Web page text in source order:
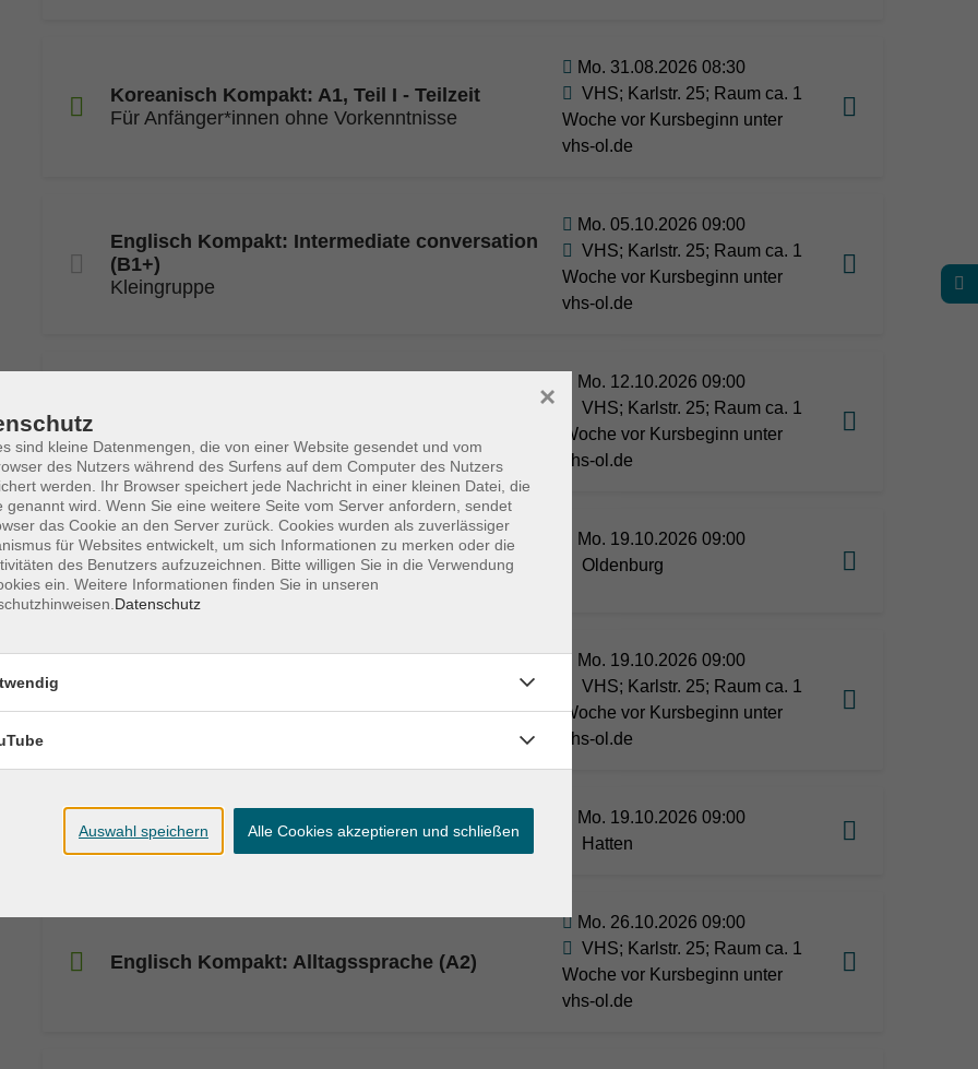
Koreanisch Kompakt: A1, Teil I - Teilzeit
Für Anfänger*innen ohne Vorkenntnisse
Mo. 31.08.2026 08:30
VHS; Karlstr. 25; Raum ca. 1
Woche vor Kursbeginn unter
vhs-ol.de
Englisch Kompakt: Intermediate conversation
(B1+)
Kleingruppe
Mo. 05.10.2026 09:00
VHS; Karlstr. 25; Raum ca. 1
Woche vor Kursbeginn unter
vhs-ol.de
Deutsche Gebärdensprache Kompakt: DGS 3 -
Für Teilnehmende mit Vorkenntnissen
Mo. 12.10.2026 09:00
VHS; Karlstr. 25; Raum ca. 1
Woche vor Kursbeginn unter
vhs-ol.de
Deutsche Gebärdensprache Kompakt: DGS 1 -
Teilzeit
Für Anfänger*innen ohne Vorkenntnisse
Mo. 19.10.2026 09:00
Oldenburg
Für Anfänger*innen ohne Vorkenntnisse
Mo. 19.10.2026 09:00
VHS; Karlstr. 25; Raum ca. 1
Woche vor Kursbeginn unter
vhs-ol.de
Für Anfänger*innen ohne Vorkenntnisse
Mo. 19.10.2026 09:00
Hatten
Englisch Kompakt: Alltagssprache (A2)
Mo. 26.10.2026 09:00
VHS; Karlstr. 25; Raum ca. 1
Woche vor Kursbeginn unter
vhs-ol.de
sind kleine Datenmengen, die von einer Website gesendet und vom
des Nutzers während des Surfens auf dem Computer des Nutzers
werden. Ihr Browser speichert jede Nachricht in einer kleinen Datei, die
genannt wird. Wenn Sie eine weitere Seite vom Server anfordern, sendet
das Cookie an den Server zurück. Cookies wurden als zuverlässiger
für Websites entwickelt, um sich Informationen zu merken oder die
des Benutzers aufzuzeichnen. Bitte willigen Sie in die Verwendung
ein. Weitere Informationen finden Sie in unseren
Datenschutz
×
Auswahl speichern Alle Cookies akzeptieren und schließen